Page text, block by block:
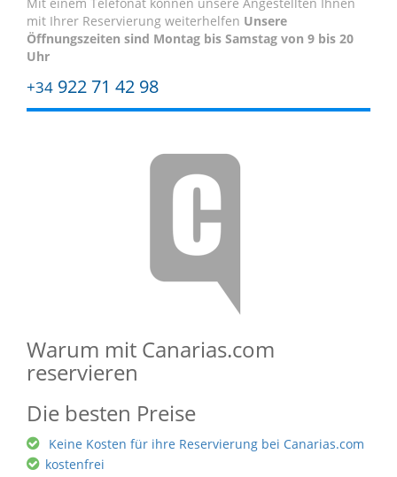
mit Ihrer Reservierung weiterhelfen Unsere
Öffnungszeiten sind Montag bis Samstag von 9 bis 20
Uhr
+34 922 71 42 98
Warum mit Canarias.com
reservieren
Die besten Preise
Keine Kosten für ihre Reservierung bei Canarias.com
kostenfrei